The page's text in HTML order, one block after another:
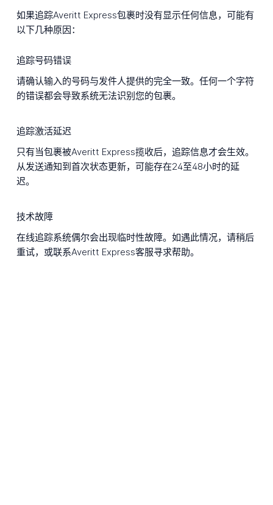
如果追踪Averitt Express包裹时没有显示任何信息，可能有
以下几种原因：
追踪号码错误
请确认输入的号码与发件人提供的完全一致。任何一个字符
的错误都会导致系统无法识别您的包裹。
追踪激活延迟
只有当包裹被Averitt Express揽收后，追踪信息才会生效。
从发送通知到首次状态更新，可能存在24至48小时的延
迟。
技术故障
在线追踪系统偶尔会出现临时性故障。如遇此情况，请稍后
重试，或联系Averitt Express客服寻求帮助。